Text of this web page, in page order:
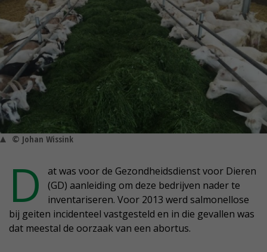
© Johan Wissink
D
at was voor de Gezondheidsdienst voor Dieren
(GD) aanleiding om deze bedrijven nader te
inventariseren. Voor 2013 werd salmonellose
bij geiten incidenteel vastgesteld en in die gevallen was
dat meestal de oorzaak van een abortus.